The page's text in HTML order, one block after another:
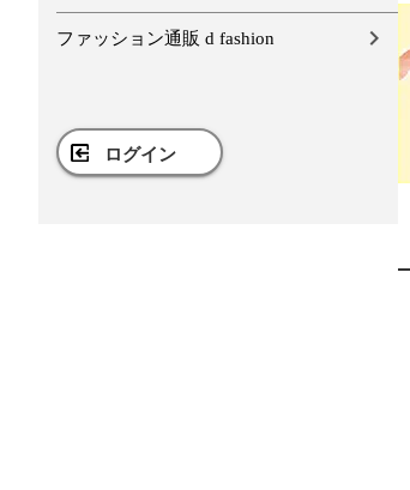
ファッション通販 d fashion
ログイン